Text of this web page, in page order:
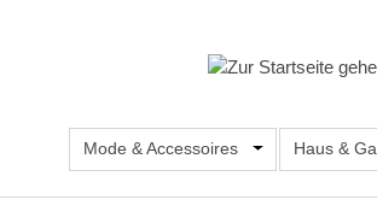
Mode & Accessoires Öffne oder
Haus &